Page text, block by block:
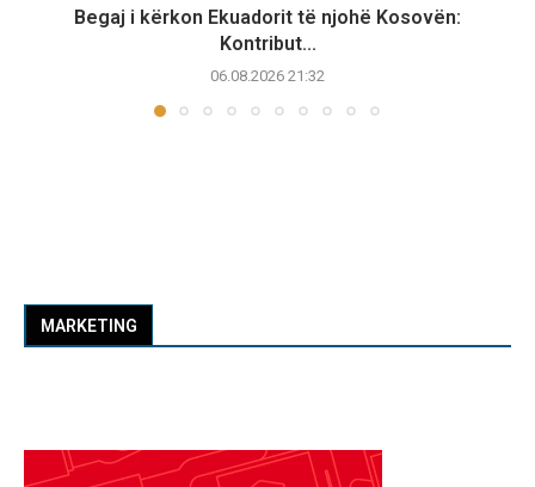
Begaj i kërkon Ekuadorit të njohë Kosovën:
Kontribut...
06.08.2026 21:32
MARKETING